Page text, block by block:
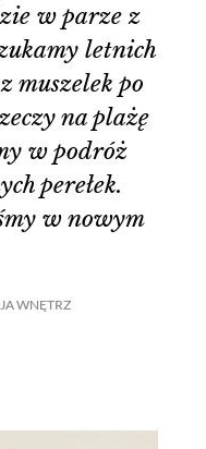
WNĘTRZ
w parze z
letnich
muszelek po
na plażę
w podróż
perełek.
w nowym